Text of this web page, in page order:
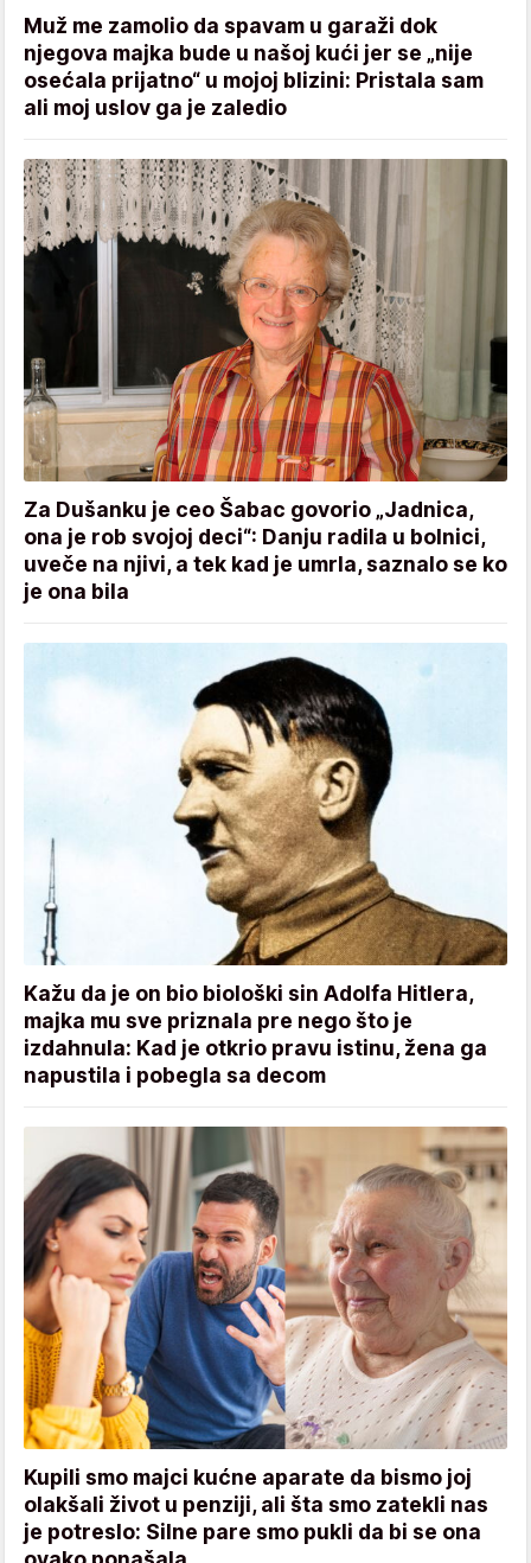
Muž me zamolio da spavam u garaži dok
njegova majka bude u našoj kući jer se „nije
osećala prijatno“ u mojoj blizini: Pristala sam
ali moj uslov ga je zaledio
Za Dušanku je ceo Šabac govorio „Jadnica,
ona je rob svojoj deci“: Danju radila u bolnici,
uveče na njivi, a tek kad je umrla, saznalo se ko
je ona bila
Kažu da je on bio biološki sin Adolfa Hitlera,
majka mu sve priznala pre nego što je
izdahnula: Kad je otkrio pravu istinu, žena ga
napustila i pobegla sa decom
Kupili smo majci kućne aparate da bismo joj
olakšali život u penziji, ali šta smo zatekli nas
je potreslo: Silne pare smo pukli da bi se ona